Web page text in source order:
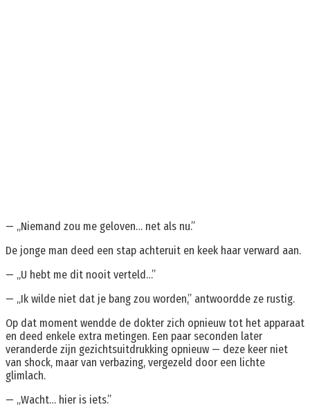
— „Niemand zou me geloven… net als nu.”
De jonge man deed een stap achteruit en keek haar verward aan.
— „U hebt me dit nooit verteld…”
— „Ik wilde niet dat je bang zou worden,” antwoordde ze rustig.
Op dat moment wendde de dokter zich opnieuw tot het apparaat
en deed enkele extra metingen. Een paar seconden later
veranderde zijn gezichtsuitdrukking opnieuw — deze keer niet
van shock, maar van verbazing, vergezeld door een lichte
glimlach.
— „Wacht… hier is iets.”